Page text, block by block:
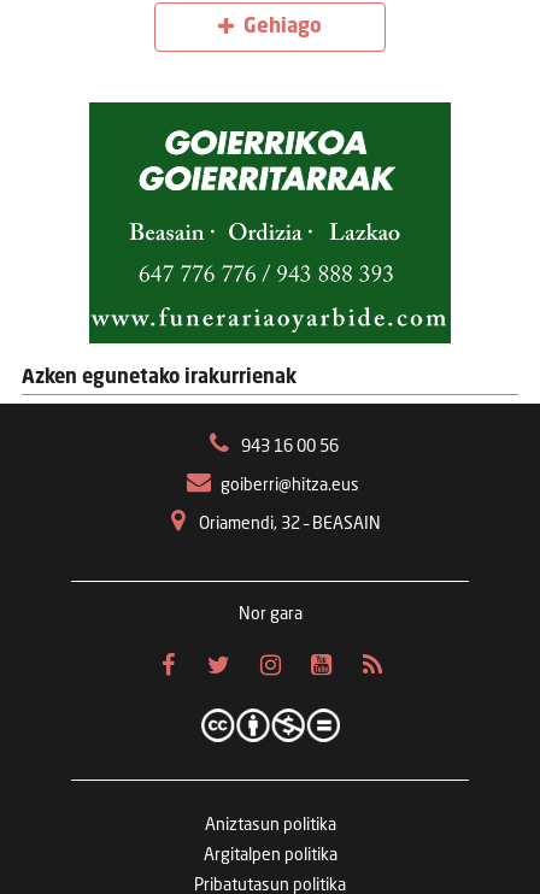
Gehiago
Azken egunetako irakurrienak
943 16 00 56
goiberri@hitza.eus
Oriamendi, 32 – BEASAIN
Nor gara
Aniztasun politika
Argitalpen politika
Pribatutasun politika